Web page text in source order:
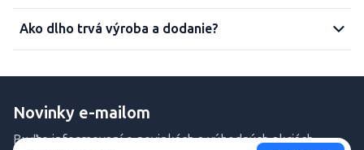
Ako dlho trvá výroba a dodanie?
Novinky e-mailom
Buďte informovaní o novinkách a výhodných akciách.